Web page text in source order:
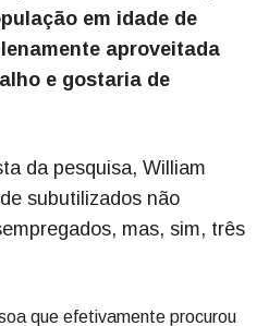
em idade de
aproveitada
e gostaria de
da pesquisa, William
subutilizados não
mas, sim, três
que efetivamente procurou